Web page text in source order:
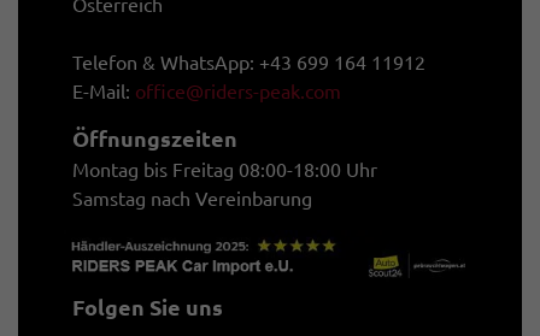
Österreich
Telefon & WhatsApp: +43 699 164 11912
E-Mail: office@riders-peak.com
Öffnungszeiten
Montag bis Freitag 08:00-18:00 Uhr
Samstag nach Vereinbarung
Folgen Sie uns